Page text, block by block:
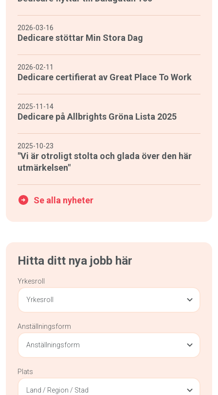
2026-03-16
Dedicare stöttar Min Stora Dag
2026-02-11
Dedicare certifierat av Great Place To Work
2025-11-14
Dedicare på Allbrights Gröna Lista 2025
2025-10-23
"Vi är otroligt stolta och glada över den här
utmärkelsen"
Se alla nyheter
Hitta ditt nya jobb här
Yrkesroll
Yrkesroll
Anställningsform
Anställningsform
Plats
Land / Region / Stad